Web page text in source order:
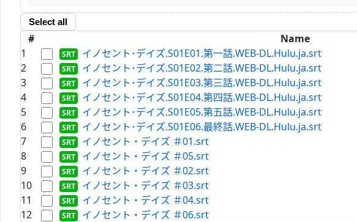
Select all
# Name
1
イノセント･デイズ.S01E01.第一話.WEB-DL.Hulu.ja.srt
2
イノセント･デイズ.S01E02.第二話.WEB-DL.Hulu.ja.srt
3
イノセント･デイズ.S01E03.第三話.WEB-DL.Hulu.ja.srt
4
イノセント･デイズ.S01E04.第四話.WEB-DL.Hulu.ja.srt
5
イノセント･デイズ.S01E05.第五話.WEB-DL.Hulu.ja.srt
6
イノセント･デイズ.S01E06.最終話.WEB-DL.Hulu.ja.srt
7
イノセント・デイズ ＃01.srt
8
イノセント・デイズ ＃05.srt
9
イノセント・デイズ ＃02.srt
10
イノセント・デイズ ＃03.srt
11
イノセント・デイズ ＃04.srt
12
イノセント・デイズ ＃06.srt